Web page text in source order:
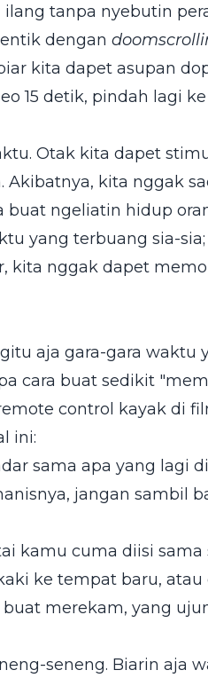
tanpa nyebutin
dengan
kita dapet asupan
15 detik, pindah lagi
Otak kita dapet
kita nggak
ngeliatin hidup
yang terbuang sia-
kita nggak dapet
aja gara-gara waktu
cara buat sedikit
control kayak di
ini:
sama apa yang lagi
jangan sambil
kamu cuma diisi sama
ke tempat baru, atau
merekam, yang
seneng. Biarin aja